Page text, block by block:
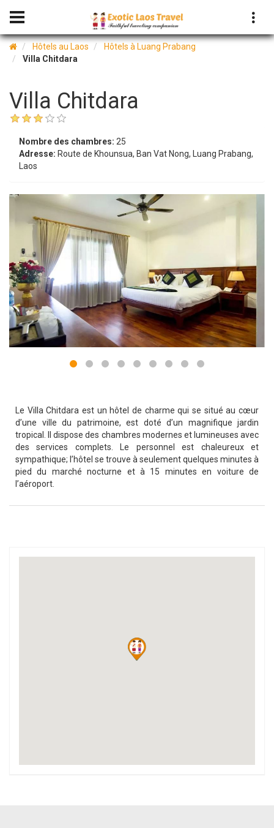
Hôtels au Laos
Hôtels à Luang Prabang
Villa Chitdara
Villa Chitdara
Nombre des chambres: 25
Adresse: Route de Khounsua, Ban Vat Nong, Luang Prabang,
Laos
Le Villa Chitdara est un hôtel de charme qui se situé au cœur
d’une ville du patrimoine, est doté d’un magnifique jardin
tropical. Il dispose des chambres modernes et lumineuses avec
des services complets. Le personnel est chaleureux et
sympathique; l’hôtel se trouve à seulement quelques minutes à
pied du marché nocturne et à 15 minutes en voiture de
l’aéroport.